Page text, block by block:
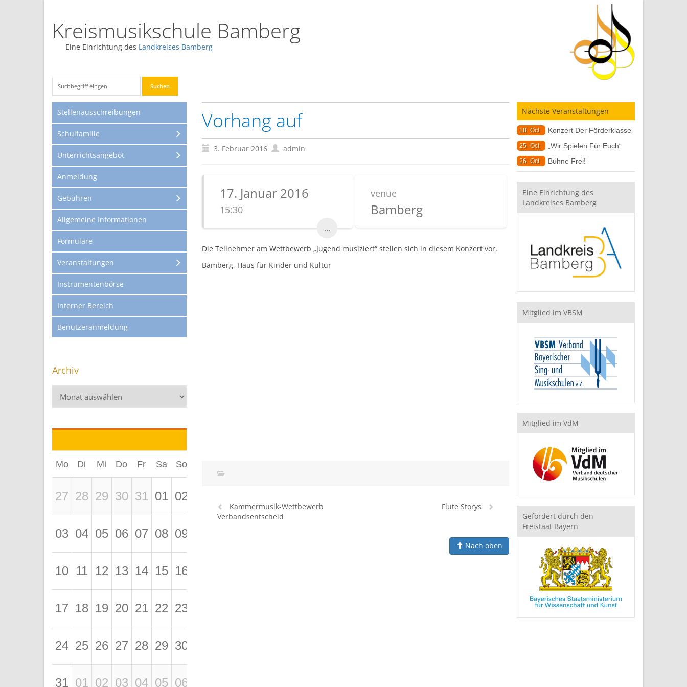
Kreismusikschule Bamberg
Eine Einrichtung des Landkreises Bamberg
Stellenausschreibungen
Schulfamilie
Unterrichtsangebot
Anmeldung
Gebühren
Allgemeine Informationen
Formulare
Veranstaltungen
Instrumentenbörse
Interner Bereich
Benutzeranmeldung
Archiv
Mo Di Mi Do Fr Sa So
27 28 29 30 31 01 02
03 04 05 06 07 08 09
10 11 12 13 14 15 16
17 18 19 20 21 22 23
24 25 26 27 28 29 30
31 01 02 03 04 05 06
Vorhang auf
3. Februar 2016 admin
17. Januar 2016
15:30
...
venue
Bamberg
Die Teilnehmer am Wettbewerb „Jugend musiziert“ stellen sich in diesem Konzert vor.
Bamberg, Haus für Kinder und Kultur
Kammermusik-Wettbewerb
Verbandsentscheid
Flute Storys
Nach oben
Nächste Veranstaltungen
18 Oct Konzert Der Förderklasse
25 Oct „Wir Spielen Für Euch“
26 Oct Bühne Frei!
Eine Einrichtung des
Landkreises Bamberg
Mitglied im VBSM
Mitglied im VdM
Gefördert durch den
Freistaat Bayern